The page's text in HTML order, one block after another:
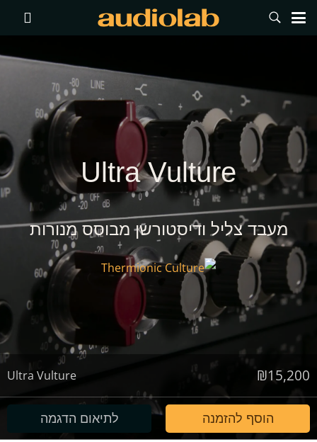
Ultra Vulture
מעבד צליל ודיסטורשן מבוסס מנורות
₪15,200
Ultra Vulture
הוסף להזמנה לתיאום הדגמה